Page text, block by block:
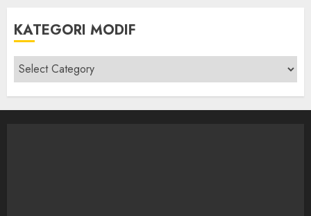
KATEGORI MODIF
Kategori
modif